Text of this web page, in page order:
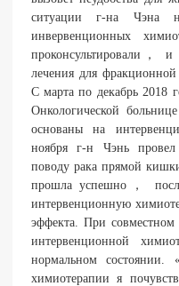
ситуации г-на Чэна
инвервенционных
проконсультировали，
лечения для
С марта по декабрь 2018
Онкологической
основаны на
ноября г-н Чэнь
поводу рака прямой
прошла успешно，
интервенционную
эффекта. При совместном
интервенционной
нормальном состоянии.
химиотерапии я